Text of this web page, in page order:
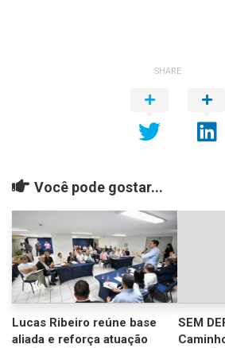
SHARE
Você pode gostar...
Lucas Ribeiro reúne base
aliada e reforça atuação
SEM